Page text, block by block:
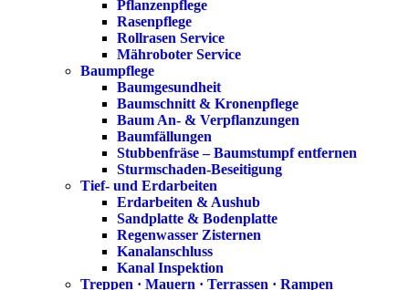
Pflanzenpflege
Rasenpflege
Rollrasen Service
Mähroboter Service
Baumpflege
Baumgesundheit
Baumschnitt & Kronenpflege
Baum An- & Verpflanzungen
Baumfällungen
Stubbenfräse – Baumstumpf entfernen
Sturmschaden-Beseitigung
Tief- und Erdarbeiten
Erdarbeiten & Aushub
Sandplatte & Bodenplatte
Regenwasser Zisternen
Kanalanschluss
Kanal Inspektion
Treppen · Mauern · Terrassen · Rampen